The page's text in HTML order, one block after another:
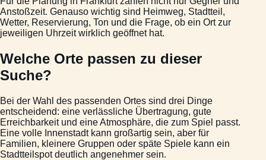
Anstoßzeit. Genauso wichtig sind Heimweg, Stadtteil,
Wetter, Reservierung, Ton und die Frage, ob ein Ort zur
jeweiligen Uhrzeit wirklich geöffnet hat.
Welche Orte passen zu dieser
Suche?
Bei der Wahl des passenden Ortes sind drei Dinge
entscheidend: eine verlässliche Übertragung, gute
Erreichbarkeit und eine Atmosphäre, die zum Spiel passt.
Eine volle Innenstadt kann großartig sein, aber für
Familien, kleinere Gruppen oder späte Spiele kann ein
Stadtteilspot deutlich angenehmer sein.